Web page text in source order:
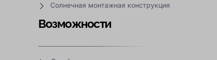
Солнечная монтажная конструкция
Возможности